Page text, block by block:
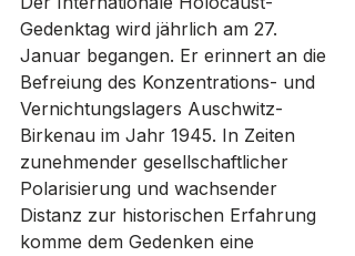
Gedenktag wird jährlich am 27.
Januar begangen. Er erinnert an die
Befreiung des Konzentrations- und
Vernichtungslagers Auschwitz-
Birkenau im Jahr 1945. In Zeiten
zunehmender gesellschaftlicher
Polarisierung und wachsender
Distanz zur historischen Erfahrung
komme dem Gedenken eine